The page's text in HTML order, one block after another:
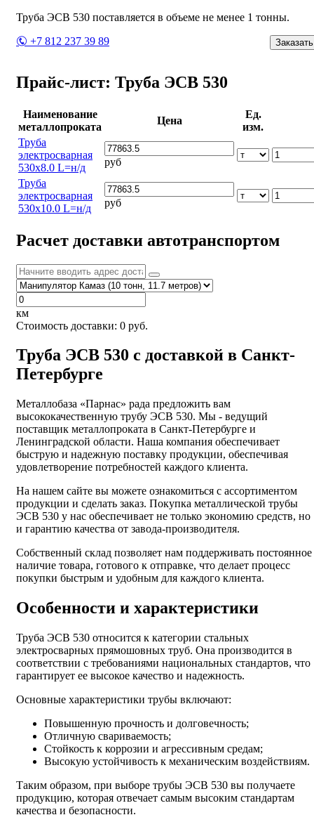
Труба ЭСВ 530 поставляется в объеме не менее 1 тонны.
+7 812 237 39 89
Заказать
Прайс-лист: Труба ЭСВ 530
Наименование
металлопроката
Цена
Ед.
изм.
Труба
электросварная
530х8.0 L=н/д
руб
Труба
электросварная
530х10.0 L=н/д
руб
Расчет доставки автотранспортом
км
Стоимость доставки: 0 руб.
Труба ЭСВ 530 с доставкой в Санкт-
Петербурге
Металлобаза «Парнас» рада предложить вам
высококачественную трубу ЭСВ 530. Мы - ведущий
поставщик металлопроката в Санкт-Петербурге и
Ленинградской области. Наша компания обеспечивает
быструю и надежную поставку продукции, обеспечивая
удовлетворение потребностей каждого клиента.
На нашем сайте вы можете ознакомиться с ассортиментом
продукции и сделать заказ. Покупка металлической трубы
ЭСВ 530 у нас обеспечивает не только экономию средств, но
и гарантию качества от завода-производителя.
Собственный склад позволяет нам поддерживать постоянное
наличие товара, готового к отправке, что делает процесс
покупки быстрым и удобным для каждого клиента.
Особенности и характеристики
Труба ЭСВ 530 относится к категории стальных
электросварных прямошовных труб. Она производится в
соответствии с требованиями национальных стандартов, что
гарантирует ее высокое качество и надежность.
Основные характеристики трубы включают:
Повышенную прочность и долговечность;
Отличную свариваемость;
Стойкость к коррозии и агрессивным средам;
Высокую устойчивость к механическим воздействиям.
Таким образом, при выборе трубы ЭСВ 530 вы получаете
продукцию, которая отвечает самым высоким стандартам
качества и безопасности.